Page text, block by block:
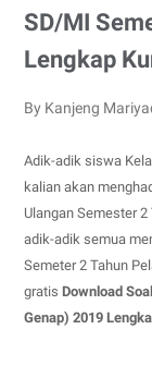
SD/MI
Lengkap
By Kanjeng
Adik-adik siswa
kalian akan
Ulangan Semester
adik-adik semua
Semeter 2 Tahun
gratis Download
Genap) 2019